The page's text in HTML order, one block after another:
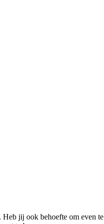
Heb jij ook behoefte om even te